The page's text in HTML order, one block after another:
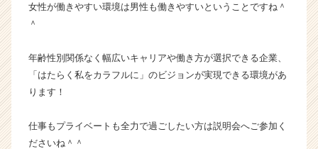
ア
e
e
r
女性が働きやすい環境は男性も働きやすいということですね＾
＾
年齢性別関係なく幅広いキャリアや働き方が選択できる企業、
「はたらく私をカラフルに」のビジョンが実現できる環境があ
ります！
仕事もプライベートも全力で過ごしたい方は説明会へご参加く
ださいね＾＾